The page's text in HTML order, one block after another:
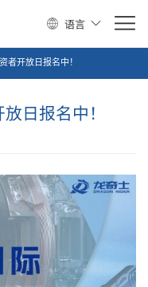
语言
者开放日报名中！
日报名中！